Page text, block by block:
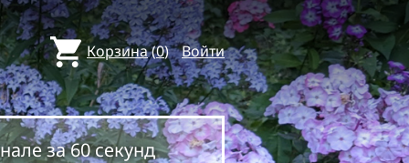
Корзина(0) Войти
за 60 секунд